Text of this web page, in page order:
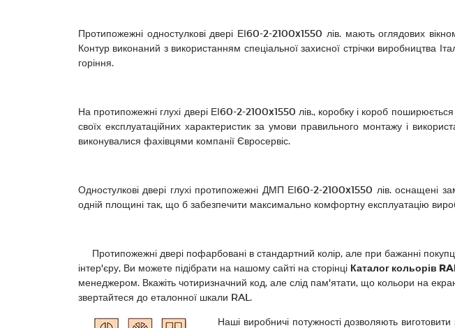
Протипожежні одностулкові двері ЕІ60-2-2100x1550 лів. мають оглядових
Контур виконаний з використанням спеціальної захисної стрічки виробництва
горіння.
На протипожежні глухі двері ЕІ60-2-2100x1550 лів., коробку і короб
своїх експлуатаційних характеристик за умови правильного монтажу і
виконувалися фахівцями компанії Євросервіс.
Одностулкові двері глухі протипожежні ДМП ЕІ60-2-2100x1550 лів. оснащені
одній площині так, що б забезпечити максимально комфортну експлуатацію
Протипожежні двері пофарбовані в стандартний колір, але при бажанні
інтер'єру, Ви можете підібрати на нашому сайті на сторінці Каталог кольорів
менеджером. Вкажіть чотиризначний код, але слід пам'ятати, що кольори на
звертайтеся до еталонної шкали RAL.
Наші виробничі потужності дозволяють виготовити